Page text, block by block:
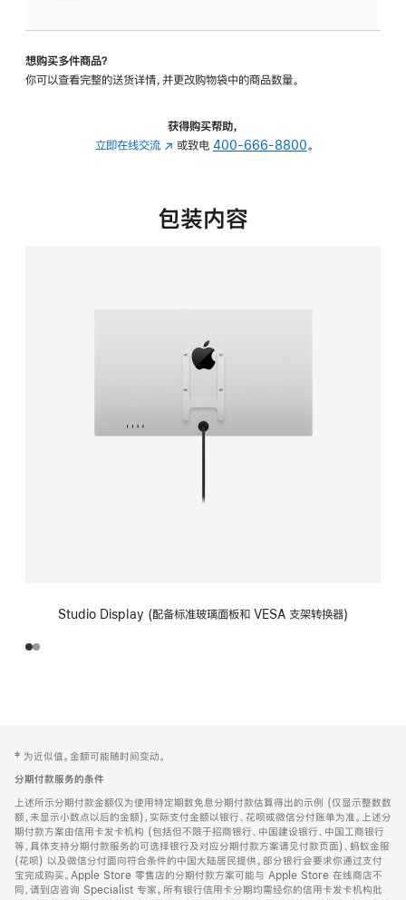
转
的
想购买多件商品？
你可以查看完整的送货详情，并更改购物袋中的商品数量。
获得购买帮助，
立即在线交流 (在
中
或致电 400-666-8800。
包装内容
Studio Display (配备标准玻璃面板和 VESA 支架转换器)
页
页
脚
注
‡ 为近似值。金额可能随时间变动。
分期付款服务的条件
上述所示分期付款金额仅为使用特定期数免息分期付款估算得出的示例 (仅显示整数数
额，未显示小数点以后的金额)，实际支付金额以银行、花呗或微信分付账单为准。上述分
期付款方案由信用卡发卡机构 (包括但不限于招商银行、中国建设银行、中国工商银行
等，具体支持分期付款服务的可选择银行及对应分期付款方案请见付款页面)、蚂蚁金服
(花呗) 以及微信分付面向符合条件的中国大陆居民提供。部分银行会要求你通过支付
宝完成购买。Apple Store 零售店的分期付款方案可能与 Apple Store 在线商店不
同，请到店咨询 Specialist 专家。所有银行信用卡分期均需经你的信用卡发卡机构批